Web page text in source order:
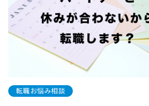
転職お悩み相談